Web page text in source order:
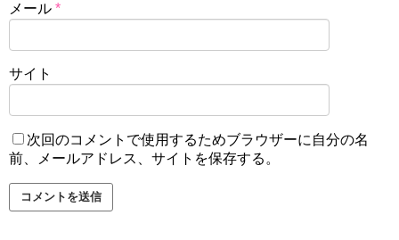
メール *
サイト
次回のコメントで使用するためブラウザーに自分の名
前、メールアドレス、サイトを保存する。